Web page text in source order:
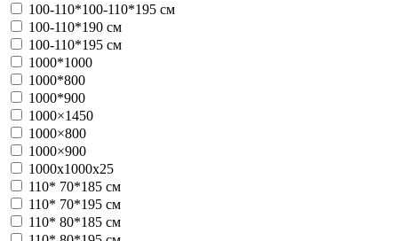
100-110*100-110*195 см
100-110*190 см
100-110*195 см
1000*1000
1000*800
1000*900
1000×1450
1000×800
1000×900
1000х1000x25
110* 70*185 см
110* 70*195 см
110* 80*185 см